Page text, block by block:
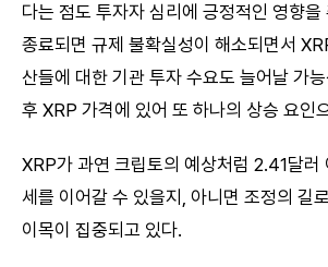
다는 점도 투자자 심리에 긍정적인 영향을
종료되면 규제 불확실성이 해소되면서
산들에 대한 기관 투자 수요도 늘어날 가
후 XRP 가격에 있어 또 하나의 상승 요인
XRP가 과연 크립토의 예상처럼 2.41달러
세를 이어갈 수 있을지, 아니면 조정의 길
이목이 집중되고 있다.